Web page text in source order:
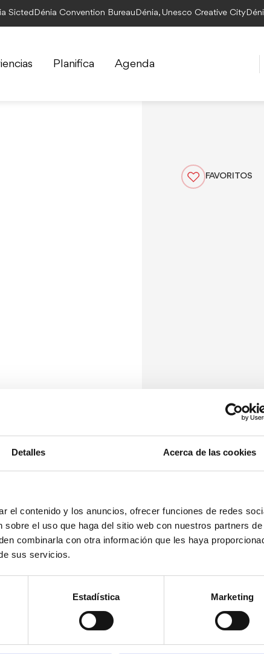
Detalles Acerca de las cookies
el contenido y los anuncios, ofrecer funciones de redes
el uso que haga del sitio web con nuestros partners de
combinarla con otra información que les haya
sus servicios.
Estadística Marketing
Sicted Dénia Convention Bureau Dénia, Unesco Creative City
Planifica Agenda
FAVORITOS
C/ Germans
El